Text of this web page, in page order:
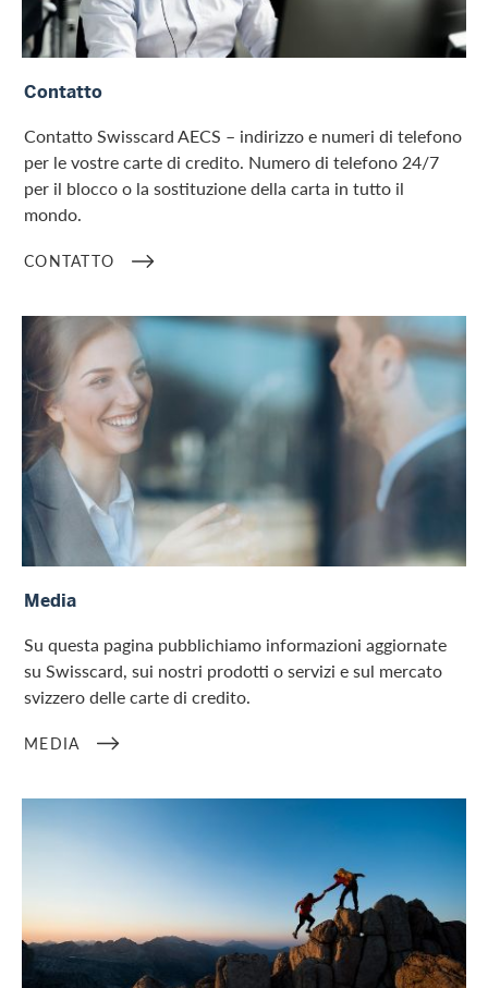
Contatto
Contatto
Contatto Swisscard AECS – indirizzo e numeri di telefono
per le vostre carte di credito. Numero di telefono 24/7
per il blocco o la sostituzione della carta in tutto il
mondo.
CONTATTO
Media
Media
Su questa pagina pubblichiamo informazioni aggiornate
su Swisscard, sui nostri prodotti o servizi e sul mercato
svizzero delle carte di credito.
MEDIA